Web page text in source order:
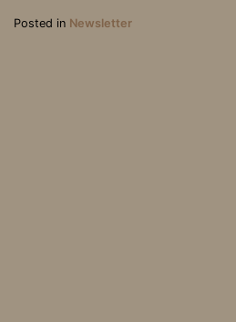
Posted in Newsletter